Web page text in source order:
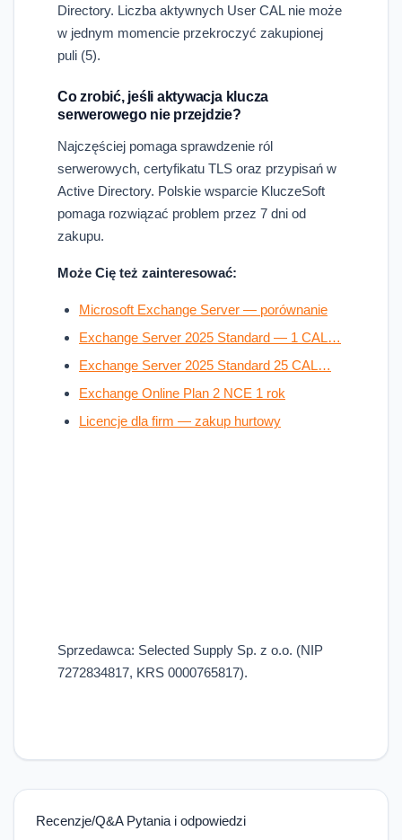
Directory. Liczba aktywnych User CAL nie może
w jednym momencie przekroczyć zakupionej
puli (5).
Co zrobić, jeśli aktywacja klucza
serwerowego nie przejdzie?
Najczęściej pomaga sprawdzenie ról
serwerowych, certyfikatu TLS oraz przypisań w
Active Directory. Polskie wsparcie KluczeSoft
pomaga rozwiązać problem przez 7 dni od
zakupu.
Może Cię też zainteresować:
Microsoft Exchange Server — porównanie
Exchange Server 2025 Standard — 1 CAL…
Exchange Server 2025 Standard 25 CAL…
Exchange Online Plan 2 NCE 1 rok
Licencje dla firm — zakup hurtowy
Sprzedawca: Selected Supply Sp. z o.o. (NIP
7272834817, KRS 0000765817).
Recenzje/Q&A Pytania i odpowiedzi